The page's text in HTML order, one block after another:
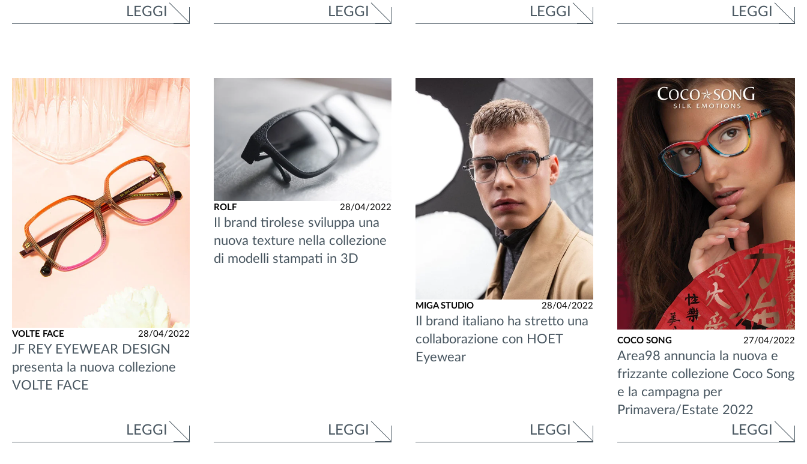
LEGGI LEGGI LEGGI LEGGI
VOLTE FACE 28/04/2022
JF REY EYEWEAR DESIGN
presenta la nuova collezione
VOLTE FACE
LEGGI
ROLF 28/04/2022
Il brand tirolese sviluppa una
nuova texture nella collezione
di modelli stampati in 3D
LEGGI
MIGA STUDIO 28/04/2022
Il brand italiano ha stretto una
collaborazione con HOET
Eyewear
LEGGI
COCO SONG 27/04/2022
Area98 annuncia la nuova e
frizzante collezione Coco Song
e la campagna per
Primavera/Estate 2022
LEGGI